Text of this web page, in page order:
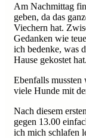
Am Nachmittag
geben, da das
Viechern hat.
Gedanken wie
ich bedenke, was
Hause gekostet hat.
Ebenfalls mussten
viele Hunde mit
Nach diesem
gegen 13.00
ich mich schlafen